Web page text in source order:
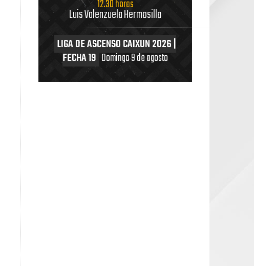
12.30 horas
Luis Valenzuela Hermosilla
LIGA DE ASCENSO CAIXUN 2026 |
FECHA 19 Domingo 9 de agosto